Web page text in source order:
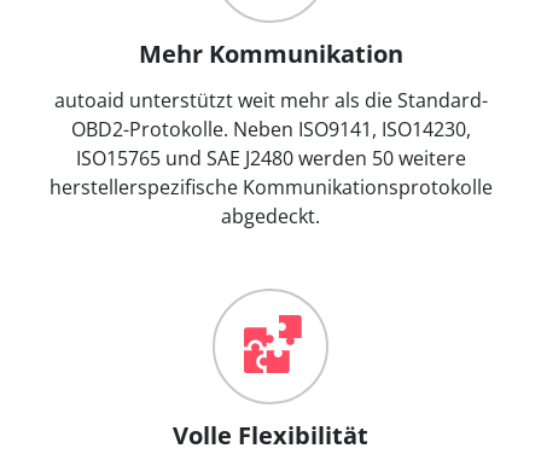
Mehr Kommunikation
autoaid unterstützt weit mehr als die Standard-
OBD2-Protokolle. Neben ISO9141, ISO14230,
ISO15765 und SAE J2480 werden 50 weitere
herstellerspezifische Kommunikationsprotokolle
abgedeckt.
Volle Flexibilität